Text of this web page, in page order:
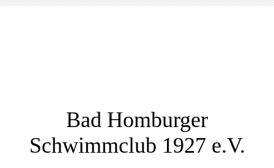
Bad Homburger
Schwimmclub 1927 e.V.